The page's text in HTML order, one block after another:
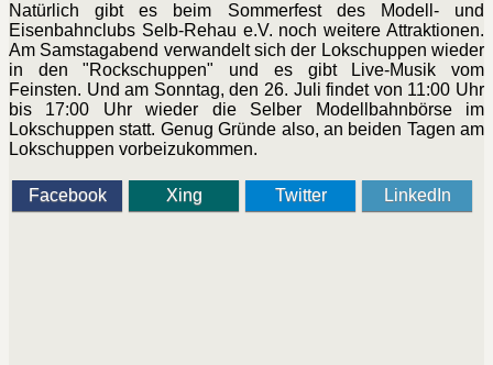
Natürlich gibt es beim Sommerfest des Modell- und
Eisenbahnclubs Selb-Rehau e.V. noch weitere Attraktionen.
Am Samstagabend verwandelt sich der Lokschuppen wieder
in den "Rockschuppen" und es gibt Live-Musik vom
Feinsten. Und am Sonntag, den 26. Juli findet von 11:00 Uhr
bis 17:00 Uhr wieder die Selber Modellbahnbörse im
Lokschuppen statt. Genug Gründe also, an beiden Tagen am
Lokschuppen vorbeizukommen.
Facebook Xing Twitter LinkedIn